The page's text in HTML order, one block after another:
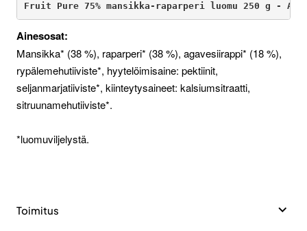
Fruit Pure 75% mansikka-raparperi luomu 250 g -
Ainesosat:
Mansikka* (38 %), raparperi* (38 %), agavesiirappi* (18 %),
rypälemehutiiviste*, hyytelöimisaine: pektiinit,
seljanmarjatiiviste*, kiinteytysaineet: kalsiumsitraatti,
sitruunamehutiiviste*.
*luomuviljelystä.
Toimitus